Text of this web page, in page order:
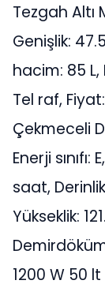
Tezgah Altı
Genişlik:
hacim: 85 L,
Tel raf,
Çekmeceli
Enerji
saat,
Yükseklik:
1200 W 50